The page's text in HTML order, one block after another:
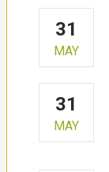
31
MAY
31
MAY